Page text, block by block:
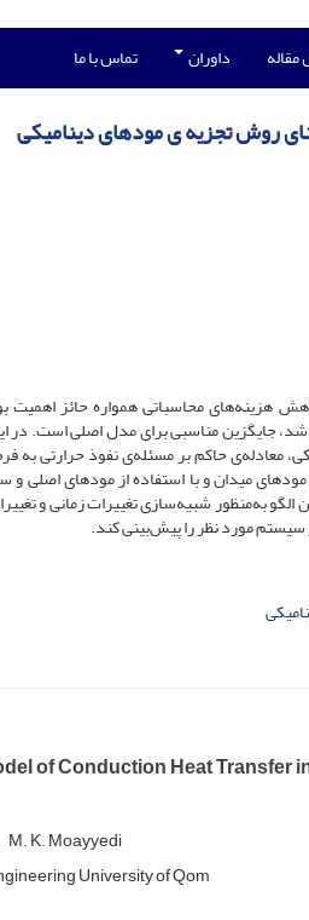
داوران تماس با ما
روش‌ تجزیه ی مودهای دینامیکی
هزینه‌های محاسباتی همواره حائز اهمیت
جایگزین مناسبی برای مدل اصلی است. در
معادله‌ی حاکم بر مسئله‌ی نفوذ حرارتی به
میدان و با استفاده از مودهای اصلی و
به‌منظور شبیه‌سازی تغییرات زمانی و
سیستم مورد نظر را پیش‌بینی کند.
of Conduction Heat Transfer
M. K. Moayyedi
U‌n‌i‌v‌e‌r‌s‌i‌t‌y o‌f Q‌o‌m